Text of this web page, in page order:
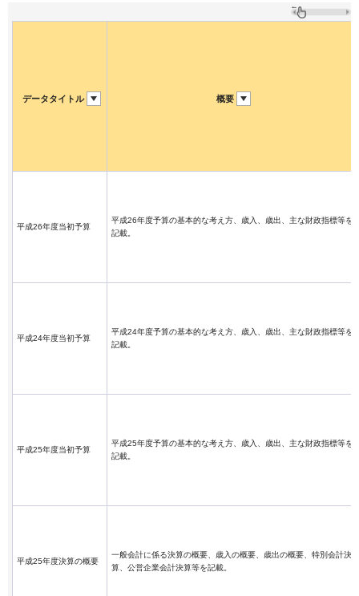
データタイトル 概要
平成26年度当初予算
平成26年度予算の基本的な考え方、歳入、歳出、主な財政指標等を
記載。
平成24年度当初予算
平成24年度予算の基本的な考え方、歳入、歳出、主な財政指標等を
記載。
平成25年度当初予算
平成25年度予算の基本的な考え方、歳入、歳出、主な財政指標等を
記載。
平成25年度決算の概要
一般会計に係る決算の概要、歳入の概要、歳出の概要、特別会計決
算、公営企業会計決算等を記載。